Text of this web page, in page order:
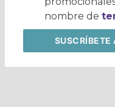
nombre de
SUSCRÍBETE